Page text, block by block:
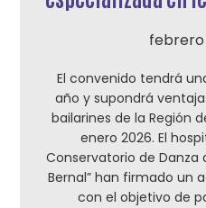
febrero
El convenido tendrá
año y supondrá
bailarines de la Región
enero 2026. El
Conservatorio de Danza
Bernal” han firmado un
con el objetivo de